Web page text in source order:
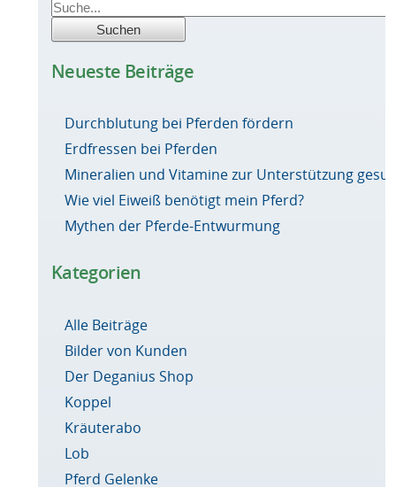
Neueste Beiträge
Durchblutung bei Pferden fördern
Erdfressen bei Pferden
Mineralien und Vitamine zur Unterstützung
Wie viel Eiweiß benötigt mein Pferd?
Mythen der Pferde-Entwurmung
Kategorien
Alle Beiträge
Bilder von Kunden
Der Deganius Shop
Koppel
Kräuterabo
Lob
Pferd Gelenke